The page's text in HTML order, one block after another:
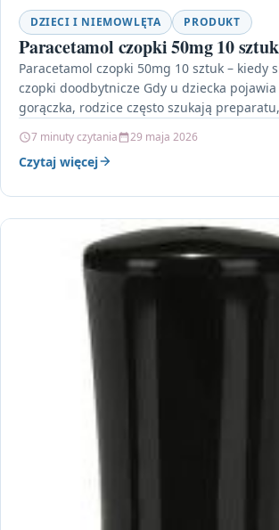
DZIECI I NIEMOWLĘTA PRODUKT
Paracetamol czopki 50mg 10 sztuk
Paracetamol czopki 50mg 10 sztuk – kiedy
czopki doodbytnicze Gdy u dziecka
gorączka, rodzice często szukają
7 minuty czytania 29 maja 2026
Czytaj więcej